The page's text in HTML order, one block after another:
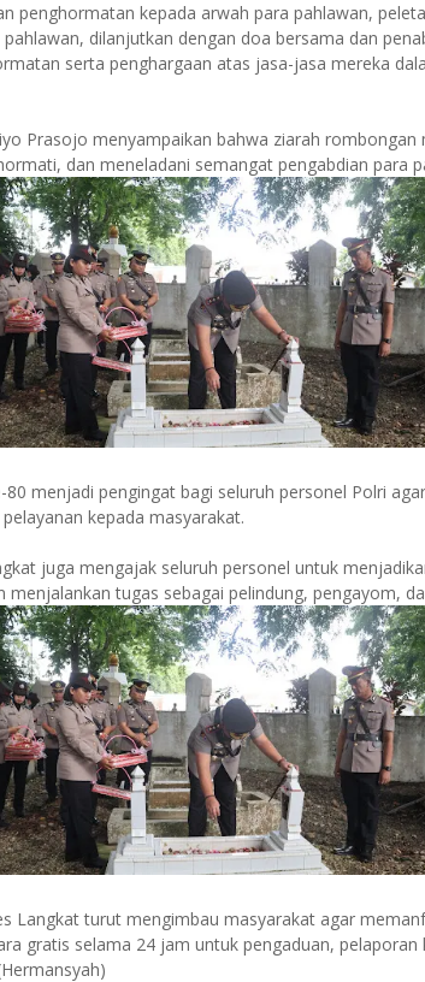
penghormatan kepada arwah para pahlawan,
dilanjutkan dengan doa bersama dan
serta penghargaan atas jasa-jasa mereka
Prasojo menyampaikan bahwa ziarah
dan meneladani semangat pengabdian para
menjadi pengingat bagi seluruh personel Polri
kepada masyarakat.
juga mengajak seluruh personel untuk
tugas sebagai pelindung, pengayom,
Langkat turut mengimbau masyarakat agar
gratis selama 24 jam untuk pengaduan,